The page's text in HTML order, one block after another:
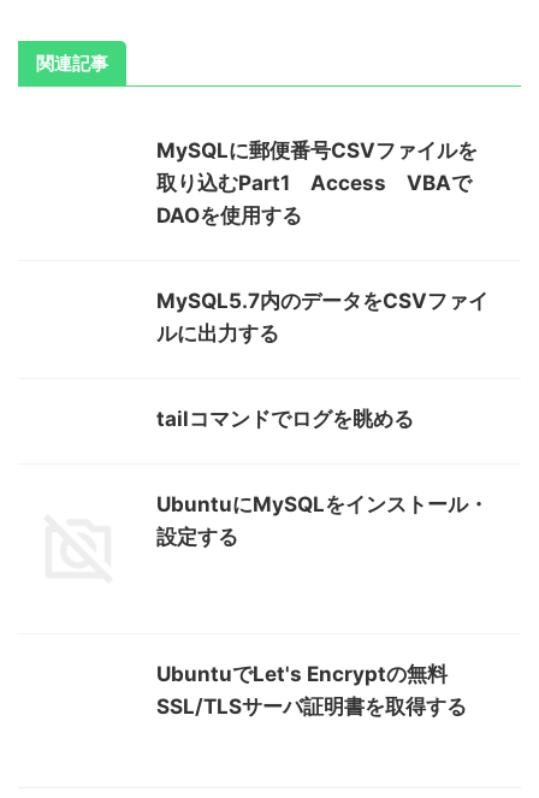
関連記事
MySQLに郵便番号CSVファイルを
取り込むPart1 Access VBAで
DAOを使用する
MySQL5.7内のデータをCSVファイ
ルに出力する
tailコマンドでログを眺める
UbuntuにMySQLをインストール・
設定する
UbuntuでLet's Encryptの無料
SSL/TLSサーバ証明書を取得する